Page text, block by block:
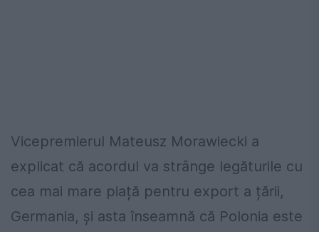
Vicepremierul Mateusz Morawiecki a
explicat că acordul va strânge legăturile cu
cea mai mare piață pentru export a țării,
Germania, și asta înseamnă că Polonia este